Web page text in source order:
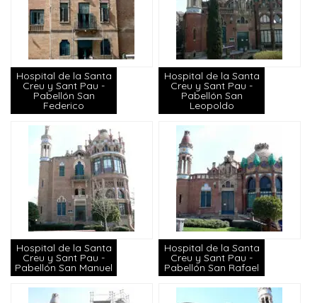
Hospital de la Santa
Creu y Sant Pau -
Pabellón San
Federico
Hospital de la Santa
Creu y Sant Pau -
Pabellón San
Leopoldo
Hospital de la Santa
Creu y Sant Pau -
Pabellón San Manuel
Hospital de la Santa
Creu y Sant Pau -
Pabellón San Rafael